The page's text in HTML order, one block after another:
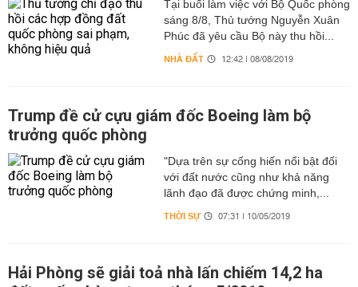
Tại buổi làm việc với Bộ Quốc phòng
sáng 8/8, Thủ tướng Nguyễn Xuân
Phúc đã yêu cầu Bộ này thu hồi...
NHÀ ĐẤT 12:42 | 08/08/2019
Trump đề cử cựu giám đốc Boeing làm bộ
trưởng quốc phòng
"Dựa trên sự cống hiến nổi bật đối
với đất nước cũng như khả năng
lãnh đạo đã được chứng minh,...
THỜI SỰ 07:31 | 10/05/2019
Hải Phòng sẽ giải toả nhà lấn chiếm 14,2 ha